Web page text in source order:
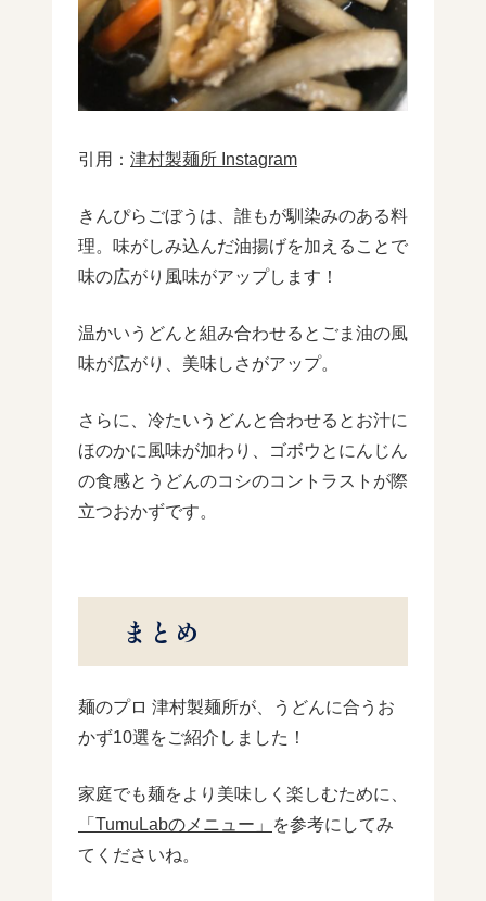
引用： 津村製麺所 Instagram
きんぴらごぼうは、誰もが馴染みのある料
理。味がしみ込んだ油揚げを加えることで
味の広がり風味がアップします！
温かいうどんと組み合わせるとごま油の風
味が広がり、美味しさがアップ。
さらに、冷たいうどんと合わせるとお汁に
ほのかに風味が加わり、ゴボウとにんじん
の食感とうどんのコシのコントラストが際
立つおかずです。
まとめ
麺のプロ 津村製麺所が、うどんに合うお
かず10選をご紹介しました！
家庭でも麺をより美味しく楽しむために、
「TumuLabのメニュー」
を参考にしてみ
てくださいね。